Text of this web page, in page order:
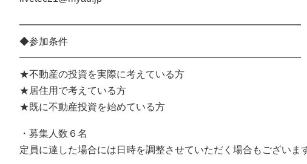
━━━━━━━━━━━━━━━━━━━━━━━━━━━━━
◆参加条件
━━━━━━━━━━━━━━━━━━━━━━━━━━━━━
★不動産の投資を実際に考えている方
★居住用で考えている方
★既に不動産投資を始めている方
・募集人数６名
定員に達した場合には日時を調整させていただく場合もございま